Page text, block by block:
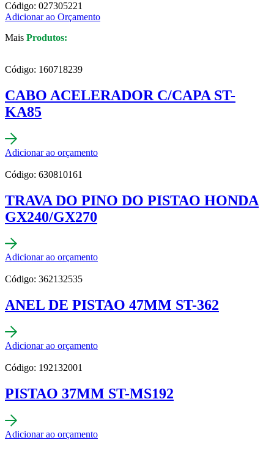
Código: 027305221
Adicionar ao Orçamento
Mais Produtos:
Código: 160718239
CABO ACELERADOR C/CAPA ST-
KA85
Adicionar ao orçamento
Código: 630810161
TRAVA DO PINO DO PISTAO HONDA
GX240/GX270
Adicionar ao orçamento
Código: 362132535
ANEL DE PISTAO 47MM ST-362
Adicionar ao orçamento
Código: 192132001
PISTAO 37MM ST-MS192
Adicionar ao orçamento